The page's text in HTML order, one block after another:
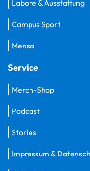
Labore & Ausstattung
Campus Sport
Mensa
Service
Merch-Shop
Podcast
Stories
Impressum &